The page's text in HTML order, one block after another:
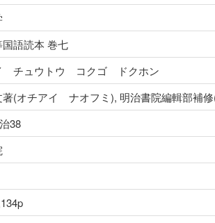
語読本 巻七
チュウトウ コクゴ ドクホン
著(オチアイ ナオフミ), 明治書院編輯部
38